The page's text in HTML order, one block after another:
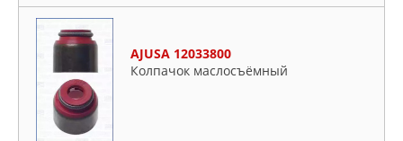
AJUSA 12033800
Колпачок маслосъёмный